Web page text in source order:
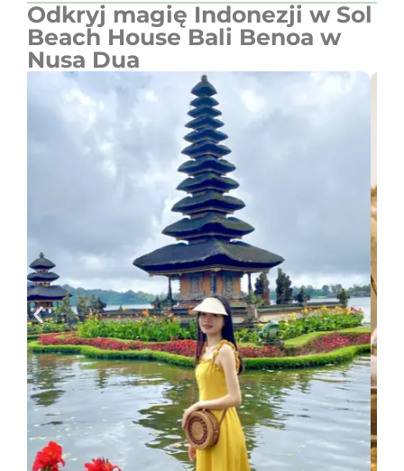
Odkryj magię Indonezji w Sol
Beach House Bali Benoa w
Nusa Dua